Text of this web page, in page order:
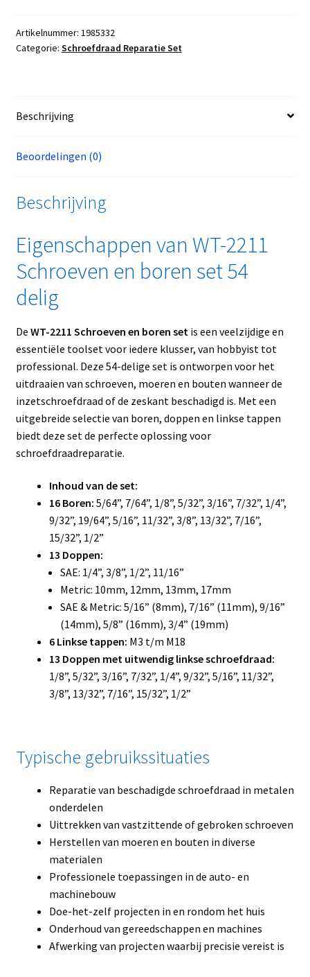
Artikelnummer: 1985332
Categorie: Schroefdraad Reparatie Set
Beschrijving
Beoordelingen (0)
Beschrijving
Eigenschappen van WT-2211
Schroeven en boren set 54
delig
De WT-2211 Schroeven en boren set is een veelzijdige en
essentiële toolset voor iedere klusser, van hobbyist tot
professional. Deze 54-delige set is ontworpen voor het
uitdraaien van schroeven, moeren en bouten wanneer de
inzetschroefdraad of de zeskant beschadigd is. Met een
uitgebreide selectie van boren, doppen en linkse tappen
biedt deze set de perfecte oplossing voor
schroefdraadreparatie.
Inhoud van de set:
16 Boren: 5/64”, 7/64”, 1/8”, 5/32”, 3/16”, 7/32”, 1/4”,
9/32”, 19/64”, 5/16”, 11/32”, 3/8”, 13/32”, 7/16”,
15/32”, 1/2”
13 Doppen:
SAE: 1/4”, 3/8”, 1/2”, 11/16”
Metric: 10mm, 12mm, 13mm, 17mm
SAE & Metric: 5/16” (8mm), 7/16” (11mm), 9/16”
(14mm), 5/8” (16mm), 3/4” (19mm)
6 Linkse tappen: M3 t/m M18
13 Doppen met uitwendig linkse schroefdraad:
1/8”, 5/32”, 3/16”, 7/32”, 1/4”, 9/32”, 5/16”, 11/32”,
3/8”, 13/32”, 7/16”, 15/32”, 1/2”
Typische gebruikssituaties
Reparatie van beschadigde schroefdraad in metalen
onderdelen
Uittrekken van vastzittende of gebroken schroeven
Herstellen van moeren en bouten in diverse
materialen
Professionele toepassingen in de auto- en
machinebouw
Doe-het-zelf projecten in en rondom het huis
Onderhoud van gereedschappen en machines
Afwerking van projecten waarbij precisie vereist is